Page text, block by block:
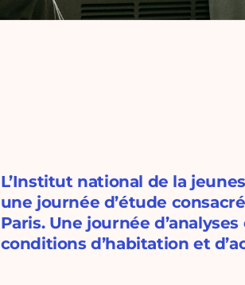
L’Institut national de la
une journée d’étude
Paris. Une journée
conditions d’habitation et